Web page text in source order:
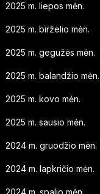
2025 m. liepos mėn.
2025 m. birželio mėn.
2025 m. gegužės mėn.
2025 m. balandžio mėn.
2025 m. kovo mėn.
2025 m. sausio mėn.
2024 m. gruodžio mėn.
2024 m. lapkričio mėn.